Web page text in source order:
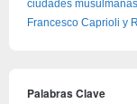
ciudades
Francesco Caprioli y
Palabras Clave